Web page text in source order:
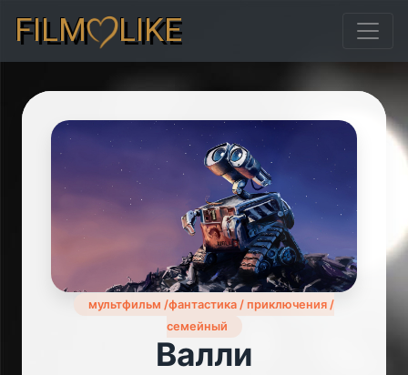
FILM LIKE
мультфильм /фантастика / приключения /
семейный
Валли